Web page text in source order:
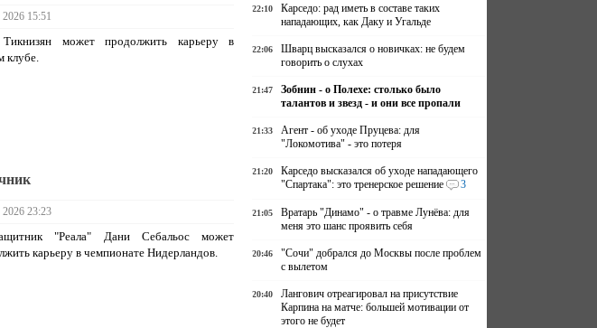
15:51
может продолжить карьеру в
клубе.
23:23
"Реала" Дани Себальос может
карьеру в чемпионате Нидерландов.
22:10
Карседо: рад иметь в составе таких
нападающих, как Даку и Угальде
22:06
Шварц высказался о новичках: не будем
говорить о слухах
21:47
Зобнин - о Полехе: столько было
талантов и звезд - и они все пропали
21:33
Агент - об уходе Пруцева: для
"Локомотива" - это потеря
21:20
Карседо высказался об уходе нападающего
"Спартака": это тренерское решение
3
21:05
Вратарь "Динамо" - о травме Лунёва: для
меня это шанс проявить себя
20:46
"Сочи" добрался до Москвы после проблем
с вылетом
20:40
Лангович отреагировал на присутствие
Карпина на матче: большей мотивации от
этого не будет